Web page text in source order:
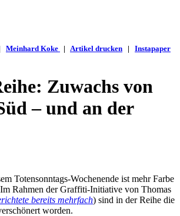
Meinhard Koke | Artikel drucken | Instapaper
Zuwachs von
– und an der
Totensonntags-Wochenende ist mehr Farbe
Rahmen der Graffiti-Initiative von Thomas
bereits mehrfach) sind in der Reihe die
worden.